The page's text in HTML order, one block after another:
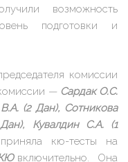
возможность
подготовки и
комиссии
— Сардак О.С.
(2 Дан), Сотникова
Кувалдин С.А. (1
кю-тесты на
включительно.
Она